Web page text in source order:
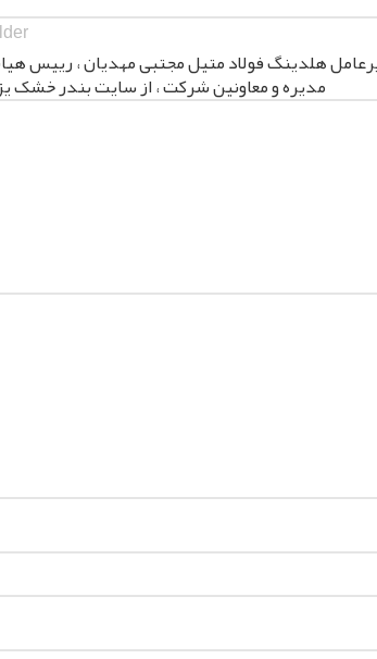
هلدینگ فولاد متیل مجتبی مهدیان ، رییس
مدیره و معاونین شرکت ، از سایت بندر خشک